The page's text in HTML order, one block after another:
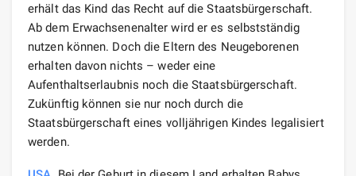
erhält das Kind das Recht auf die Staatsbürgerschaft.
Ab dem Erwachsenenalter wird er es selbstständig
nutzen können. Doch die Eltern des Neugeborenen
erhalten davon nichts – weder eine
Aufenthaltserlaubnis noch die Staatsbürgerschaft.
Zukünftig können sie nur noch durch die
Staatsbürgerschaft eines volljährigen Kindes legalisiert
werden.